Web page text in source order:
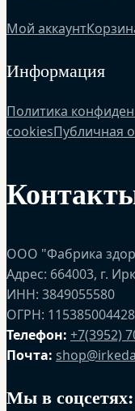
Мой аккаунт
Информация
Политика
cookiesПубличная
ООО "Фабрика
Адрес: 664003, г.
ИНН: 3849055580
ОГРН:
Телефон: +7(3952)
Почта:
Мы в соцсетях: